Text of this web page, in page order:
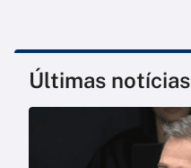
Últimas notícias